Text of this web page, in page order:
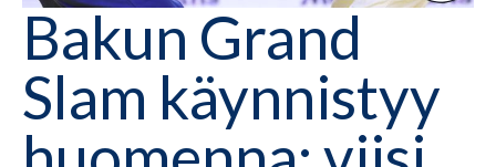
Bakun Grand
Slam käynnistyy